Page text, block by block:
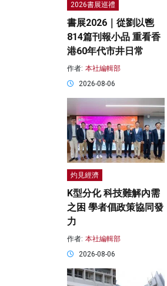
2026書展巡禮
書展2026｜從劉以鬯
814篇刊報小品 重看香
港60年代市井日常
作者: 本社編輯部
2026-08-06
灼見經濟
K型分化 科技難解內需
之困 學者倡政策協同發
力
作者: 本社編輯部
2026-08-06